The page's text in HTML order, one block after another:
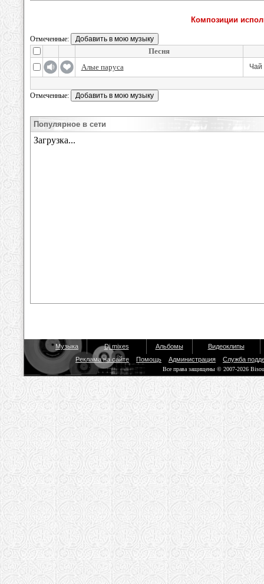
Композиции
Отмеченные:
Песня
Алые паруса
Чай
Отмеченные:
Популярное в сети
Музыка Dj mixes Альбомы
Видеоклипы
Реклама на сайте
Помощь Администрация Служба
Все права защищены © 2007-2026